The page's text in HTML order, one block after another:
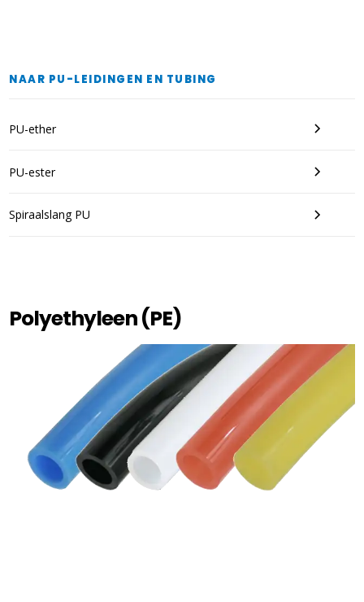
NAAR PU-LEIDINGEN EN TUBING
PU-ether
PU-ester
Spiraalslang PU
Polyethyleen (PE)